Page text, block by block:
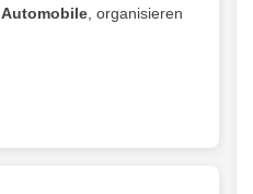
Automobile , organisieren